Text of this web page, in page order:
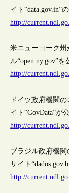
イト“data.gov.in”
http://
米ニューヨーク
ル“open.ny.gov”を
http://
ドイツ政府機関
イト“GovData”が
http://
ブラジル政府機
サイト
http://